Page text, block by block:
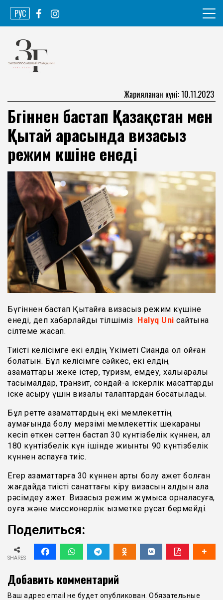
Skip
content
РУС
Законопослушный гражданин
Жарияланған күні: 10.11.2023
Бүгіннен бастап Қазақстан мен
Қытай арасында визасыз
режим күшіне енеді
Бүгіннен бастап Қытайға визасыз режим күшіне
енеді, деп хабарлайды тілшіміз
Halyq Uni сайтына
сілтеме жасап.
Тиісті келісімге екі елдің Үкіметі Сианда қол қойған
болатын. Бұл келісімге сәйкес, екі елдің
азаматтары жеке істер, туризм, емдеу, халықаралық
тасымалдар, транзит, сондай-ақ іскерлік мақсаттарды
іске асыру үшін визалық талаптардан босатылады.
Бұл ретте азаматтардың екі мемлекеттің
аумағында болу мерзімі мемлекеттік шекараны
кесіп өткен сәттен бастап 30 күнтізбелік күннен, ал
180 күнтізбелік күн ішінде жиынтық 90 күнтізбелік
күннен аспауға тиіс.
Егер азаматтарға 30 күннен артық болу қажет болған
жағдайда тиісті санаттағы кіру визасын алдын ала
рәсімдеу қажет. Визасыз режим жұмысқа орналасуға,
оқуға және миссионерлік қызметке рұқсат бермейді.
Поделиться:
SHARES
Добавить комментарий
Ваш адрес email не будет опубликован. Обязательные